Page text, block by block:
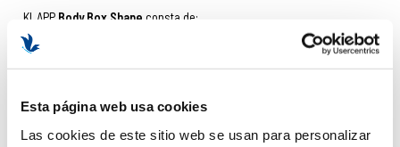
Esta página web usa cookies
Las cookies de este sitio web se usan para personalizar
KLAPP Body Box Shape consta de:
Exfoliante Corporal Repagen Body AHA
Loción Reafirmante Corporal Repagen200 ml.
IR AL RECOMENDADOR